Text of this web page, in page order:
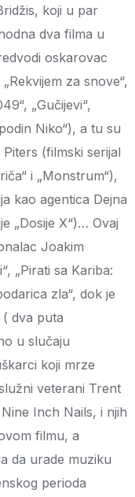
koji u par
dva filma u
oskarovac
za snove“,
„Gučijevi“,
Niko“), a tu su
(filmski serijal
i „Monstrum“),
kao agentica Dejna
„Dosije X“)… Ovaj
Joakim
„Pirati sa Kariba:
zla“, dok je
dva puta
u slučaju
koji mrze
veterani Trent
Inch Nails, i njih
filmu, a
da urade muziku
perioda